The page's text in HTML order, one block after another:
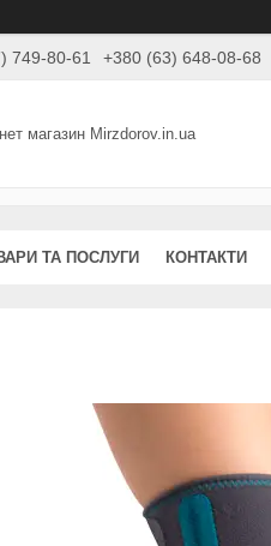
749-80-61 +380 (63) 648-08-68
магазин Mirzdorov.in.ua
ТА ПОСЛУГИ КОНТАКТИ